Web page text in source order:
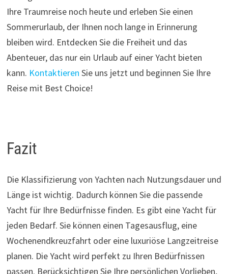
Ihre Traumreise noch heute und erleben Sie einen
Sommerurlaub, der Ihnen noch lange in Erinnerung
bleiben wird. Entdecken Sie die Freiheit und das
Abenteuer, das nur ein Urlaub auf einer Yacht bieten
kann. Kontaktieren Sie uns jetzt und beginnen Sie Ihre
Reise mit Best Choice!
Fazit
Die Klassifizierung von Yachten nach Nutzungsdauer und
Länge ist wichtig. Dadurch können Sie die passende
Yacht für Ihre Bedürfnisse finden. Es gibt eine Yacht für
jeden Bedarf. Sie können einen Tagesausflug, eine
Wochenendkreuzfahrt oder eine luxuriöse Langzeitreise
planen. Die Yacht wird perfekt zu Ihren Bedürfnissen
passen. Berücksichtigen Sie Ihre persönlichen Vorlieben,